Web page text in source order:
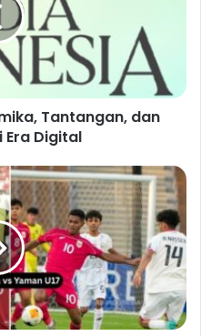
Tantangan, dan
Era Digital